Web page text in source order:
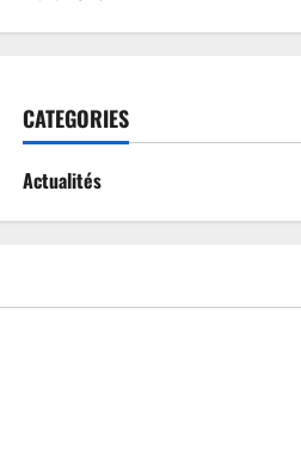
CATEGORIES
Actualités